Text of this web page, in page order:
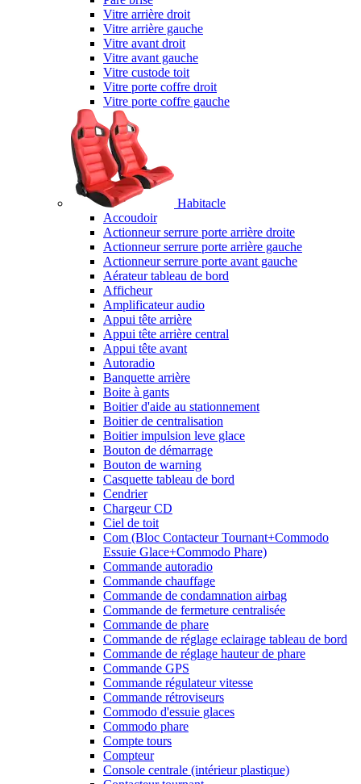
Vitre arrière droit
Vitre arrière gauche
Vitre avant droit
Vitre avant gauche
Vitre custode toit
Vitre porte coffre droit
Vitre porte coffre gauche
Habitacle
Accoudoir
Actionneur serrure porte arrière droite
Actionneur serrure porte arrière gauche
Actionneur serrure porte avant gauche
Aérateur tableau de bord
Afficheur
Amplificateur audio
Appui tête arrière
Appui tête arrière central
Appui tête avant
Autoradio
Banquette arrière
Boite à gants
Boitier d'aide au stationnement
Boitier de centralisation
Boitier impulsion leve glace
Bouton de démarrage
Bouton de warning
Casquette tableau de bord
Cendrier
Chargeur CD
Ciel de toit
Com (Bloc Contacteur Tournant+Commodo
Essuie Glace+Commodo Phare)
Commande autoradio
Commande chauffage
Commande de condamnation airbag
Commande de fermeture centralisée
Commande de phare
Commande de réglage eclairage tableau de bord
Commande de réglage hauteur de phare
Commande GPS
Commande régulateur vitesse
Commande rétroviseurs
Commodo d'essuie glaces
Commodo phare
Compte tours
Compteur
Console centrale (intérieur plastique)